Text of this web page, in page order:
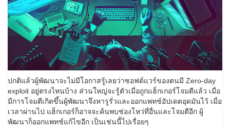
ปกติแล้วผู้พัฒนาจะไม่มีโอกาสรู้เลยว่าซอฟต์แวร์ของตนมี Zero-day
exploit อยู่ตรงไหนบ้าง ส่วนใหญ่จะรู้ตัวเมื่อถูกแฮ็กเกอร์โจมตีแล้ว เมื่อ
มีการโจมตีเกิดขึ้นผู้พัฒนาจึงหารูรั่วและออกแพทช์อัปเดตอุดมันไว้ เมื่อ
เวลาผ่านไป แฮ็กเกอร์ก็อาจจะค้นพบช่องโหว่ที่อื่นและโจมตีอีก ผู้
พัฒนาก็ออกแพทช์แก้ไขอีก เป็นเช่นนี้ไปเรื่อยๆ